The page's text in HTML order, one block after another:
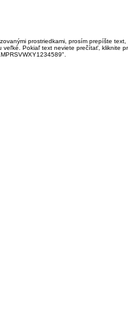
prostriedkami, prosím prepíšte text,
Pokiaľ text neviete prečítať, kliknite